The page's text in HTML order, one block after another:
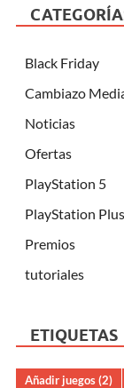
Black Friday
Cambiazo
Noticias
Ofertas
PlayStation 5
PlayStation Plus
Premios
tutoriales
ETIQUETAS
Añadir juegos(2)